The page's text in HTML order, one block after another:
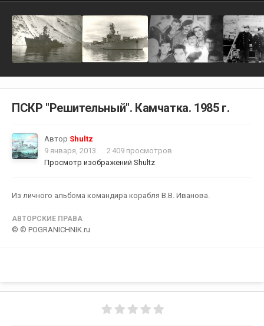
ПСКР "Решительный". Камчатка. 1985 г.
Автор Shultz
9 января, 2013
2 409 просмотров
Просмотр изображений Shultz
Из личного альбома командира корабля В.В. Иванова.
АВТОРСКИЕ ПРАВА
© © POGRANICHNIK.ru